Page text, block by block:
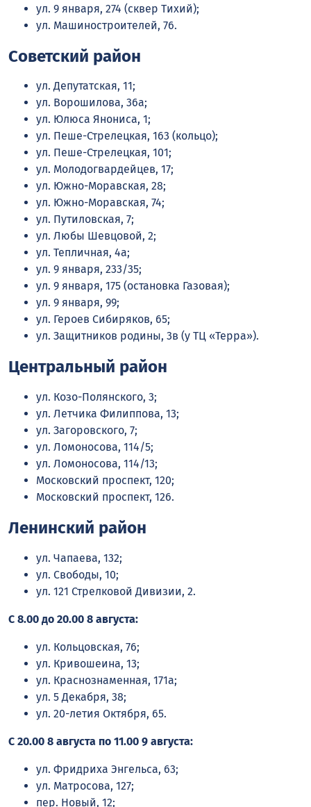
ул. 9 января, 274 (сквер Тихий);
ул. Машиностроителей, 76.
Советский район
ул. Депутатская, 11;
ул. Ворошилова, 36а;
ул. Юлюса Янониса, 1;
ул. Пеше-Стрелецкая, 163 (кольцо);
ул. Пеше-Стрелецкая, 101;
ул. Молодогвардейцев, 17;
ул. Южно-Моравская, 28;
ул. Южно-Моравская, 74;
ул. Путиловская, 7;
ул. Любы Шевцовой, 2;
ул. Тепличная, 4а;
ул. 9 января, 233/35;
ул. 9 января, 175 (остановка Газовая);
ул. 9 января, 99;
ул. Героев Сибиряков, 65;
ул. Защитников родины, 3в (у ТЦ «Терра»).
Центральный район
ул. Козо-Полянского, 3;
ул. Летчика Филиппова, 13;
ул. Загоровского, 7;
ул. Ломоносова, 114/5;
ул. Ломоносова, 114/13;
Московский проспект, 120;
Московский проспект, 126.
Ленинский район
ул. Чапаева, 132;
ул. Свободы, 10;
ул. 121 Стрелковой Дивизии, 2.
С 8.00 до 20.00 8 августа:
ул. Кольцовская, 76;
ул. Кривошеина, 13;
ул. Краснознаменная, 171а;
ул. 5 Декабря, 38;
ул. 20-летия Октября, 65.
С 20.00 8 августа по 11.00 9 августа:
ул. Фридриха Энгельса, 63;
ул. Матросова, 127;
пер. Новый, 12;